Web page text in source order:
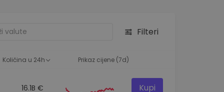
Filteri
Količina u 24h Prikaz cijene (7d)
16.1B € Kupi